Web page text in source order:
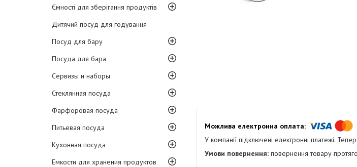
Ємності для зберігання продуктів
Дитячий посуд для годування
Посуд для бару
Посуда для бара
Сервизы и наборы
Стеклянная посуда
Фарфоровая посуда
Питьевая посуда
Кухонная посуда
Емкости для хранения продуктов
У компанії підключені електронні платежі.
повернення товару